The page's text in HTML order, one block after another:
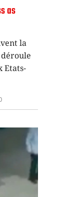
as
la
déroule
Etats-